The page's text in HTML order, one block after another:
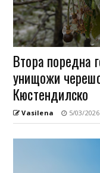
Втора поредна
унищожи
Кюстендилско
Vasilena 5/03/2026